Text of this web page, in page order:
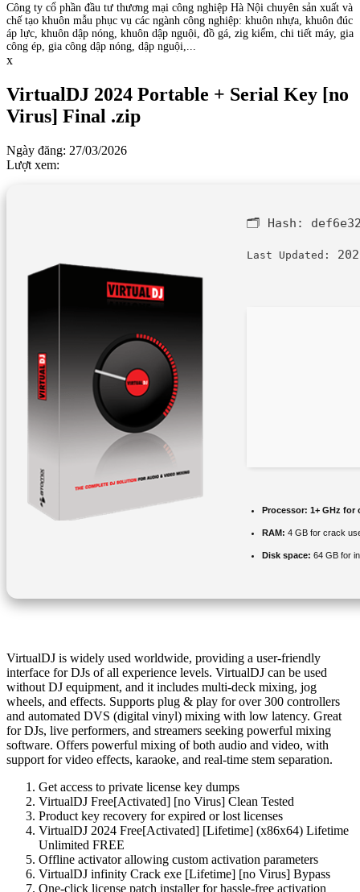
Công ty cổ phần đầu tư thương mại công nghiệp Hà Nội chuyên sản xuất và
chế tạo khuôn mẫu phục vụ các ngành công nghiệp: khuôn nhựa, khuôn đúc
áp lực, khuôn dập nóng, khuôn dập nguội, đồ gá, zig kiểm, chi tiết máy, gia
công ép, gia công dập nóng, dập nguội,...
x
VirtualDJ 2024 Portable + Serial Key [no
Virus] Final .zip
Ngày đăng: 27/03/2026
Lượt xem:
🗂 Hash:
Last Updated:
Processor: 1+ GHz for
RAM: 4 GB for crack
Disk space: 64 GB for
VirtualDJ is widely used worldwide, providing a user-friendly
interface for DJs of all experience levels. VirtualDJ can be used
without DJ equipment, and it includes multi-deck mixing, jog
wheels, and effects. Supports plug & play for over 300 controllers
and automated DVS (digital vinyl) mixing with low latency. Great
for DJs, live performers, and streamers seeking powerful mixing
software. Offers powerful mixing of both audio and video, with
support for video effects, karaoke, and real-time stem separation.
Get access to private license key dumps
VirtualDJ Free[Activated] [no Virus] Clean Tested
Product key recovery for expired or lost licenses
VirtualDJ 2024 Free[Activated] [Lifetime] (x86x64) Lifetime
Unlimited FREE
Offline activator allowing custom activation parameters
VirtualDJ infinity Crack exe [Lifetime] [no Virus] Bypass
One-click license patch installer for hassle-free activation